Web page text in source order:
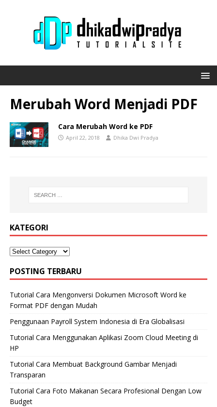
Merubah Word Menjadi PDF
Cara Merubah Word ke PDF
April 22, 2018 Dhika Dwi Pradya
KATEGORI
POSTING TERBARU
Tutorial Cara Mengonversi Dokumen Microsoft Word ke
Format PDF dengan Mudah
Penggunaan Payroll System Indonesia di Era Globalisasi
Tutorial Cara Menggunakan Aplikasi Zoom Cloud Meeting di
HP
Tutorial Cara Membuat Background Gambar Menjadi
Transparan
Tutorial Cara Foto Makanan Secara Profesional Dengan Low
Budget